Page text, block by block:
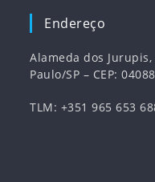
Endereço
Alameda dos Jurupis,
Paulo/SP – CEP:
TLM: +351 965 653